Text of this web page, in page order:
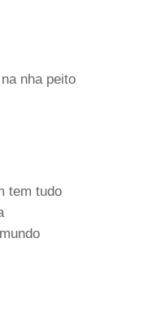
nha peito
tem tudo